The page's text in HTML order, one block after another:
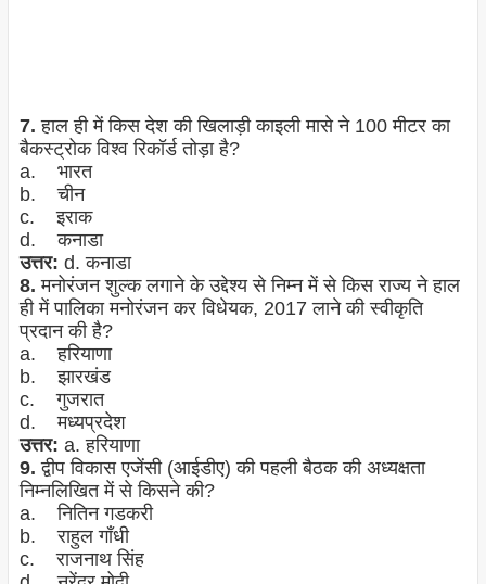
7. हाल ही में किस देश की खिलाड़ी काइली मासे ने 100 मीटर का
बैकस्ट्रोक विश्व रिकॉर्ड तोड़ा है?
a. भारत
b. चीन
c. इराक
d. कनाडा
उत्तर: d. कनाडा
8. मनोरंजन शुल्क लगाने के उद्देश्य से निम्न में से किस राज्य ने हाल
ही में पालिका मनोरंजन कर विधेयक, 2017 लाने की स्वीकृति
प्रदान की है?
a. हरियाणा
b. झारखंड
c. गुजरात
d. मध्यप्रदेश
उत्तर: a. हरियाणा
9. द्वीप विकास एजेंसी (आईडीए) की पहली बैठक की अध्यक्षता
निम्नलिखित में से किसने की?
a. नितिन गडकरी
b. राहुल गाँधी
c. राजनाथ सिंह